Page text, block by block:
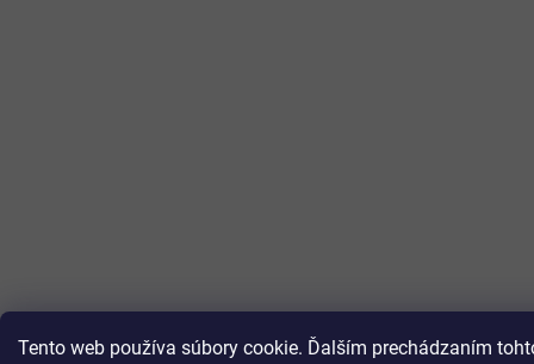
Tento web používa súbory cookie. Ďalším prechádzaním